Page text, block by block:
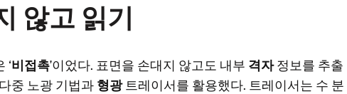
않고 읽기
‘비접촉’이었다. 표면을 손대지 않고도 내부 격자정보를 추출
중 노광 기법과 형광트레이서를 활용했다. 트레이서는 수 분